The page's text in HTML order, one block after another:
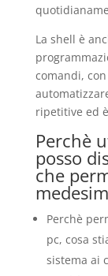
La shell è
comandi,
ripetitive ed
Perchè
posso
che
Perchè
pc, cosa
sistema ai